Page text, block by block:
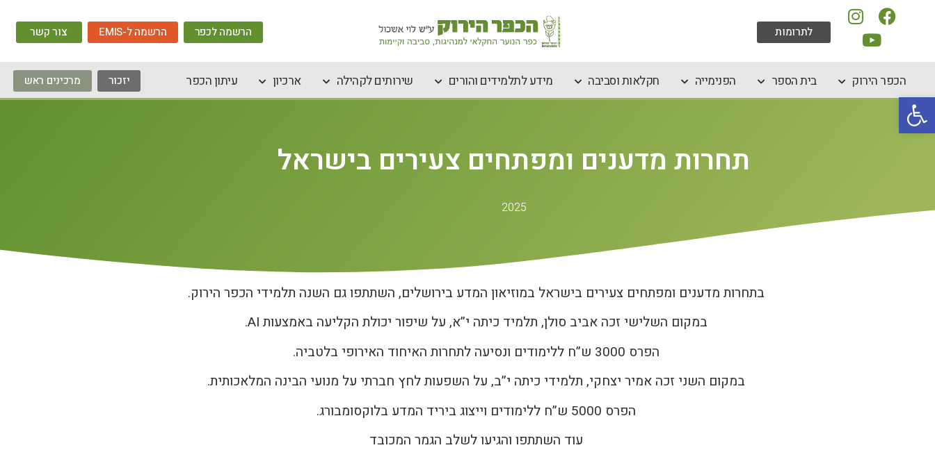
פתח סרגל נגישות
לתרומות הרשמה לכפר הרשמה ל-EMIS צור קשר
הכפר הירוק בית הספר הפנימייה חקלאות וסביבה מידע לתלמידים והורים שירותים לקהילה ארכיון עיתון הכפר יזכור מרכינים ראש
תחרות מדענים ומפתחים צעירים בישראל
2025
בתחרות מדענים ומפתחים צעירים בישראל במוזיאון המדע בירושלים, השתתפו גם השנה תלמידי הכפר הירוק.
במקום השלישי זכה אביב סולן, תלמיד כיתה י”א, על שיפור יכולת הקליעה באמצעות AI.
הפרס 3000 ש”ח ללימודים ונסיעה לתחרות האיחוד האירופי בלטביה.
במקום השני זכה אמיר יצחקי, תלמידי כיתה י”ב, על השפעות לחץ חברתי על מנועי הבינה המלאכותית.
הפרס 5000 ש”ח ללימודים וייצוג ביריד המדע בלוקסומבורג.
עוד השתתפו והגיעו לשלב הגמר המכובד